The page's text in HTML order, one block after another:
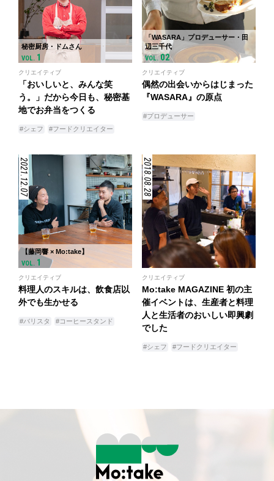
秘密厨房・ドムさん
VOL. 1
クリエイティブ
「おいしいと、みんな笑
う。」だから今日も、秘密基
地でお弁当をつくる
#シェフ #フードクリエイター
「WASARA」プロデューサー・田
辺三千代
VOL.02
クリエイティブ
偶然の出会いからはじまった
『WASARA』の原点
#プロデューサー
2021.12.07
【藤岡響 × Mo:take】
VOL. 1
クリエイティブ
料理人のスキルは、飲食店以
外でも生かせる
#バリスタ #コーヒースタンド
2018.08.28
クリエイティブ
Mo:take MAGAZINE 初の主
催イベントは、生産者と料理
人と生活者のおいしい即興劇
でした
#シェフ #フードクリエイター